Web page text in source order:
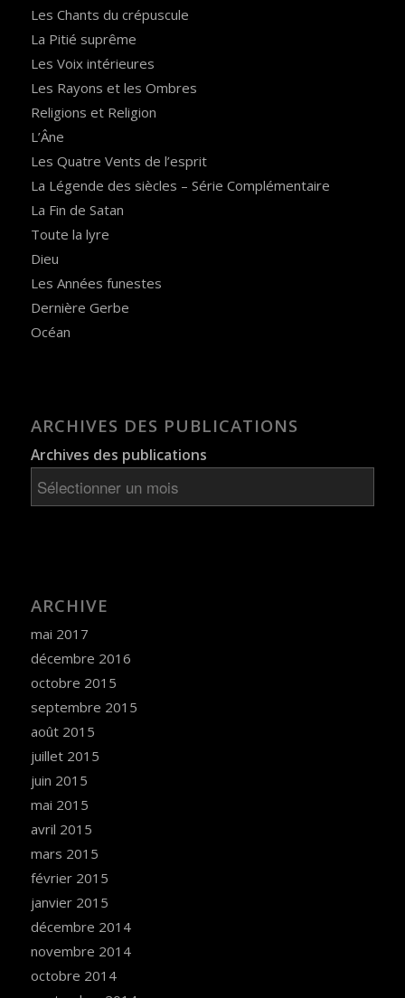
Les Chants du crépuscule
La Pitié suprême
Les Voix intérieures
Les Rayons et les Ombres
Religions et Religion
L’Âne
Les Quatre Vents de l’esprit
La Légende des siècles – Série Complémentaire
La Fin de Satan
Toute la lyre
Dieu
Les Années funestes
Dernière Gerbe
Océan
ARCHIVES DES PUBLICATIONS
Archives des publications
ARCHIVE
mai 2017
décembre 2016
octobre 2015
septembre 2015
août 2015
juillet 2015
juin 2015
mai 2015
avril 2015
mars 2015
février 2015
janvier 2015
décembre 2014
novembre 2014
octobre 2014